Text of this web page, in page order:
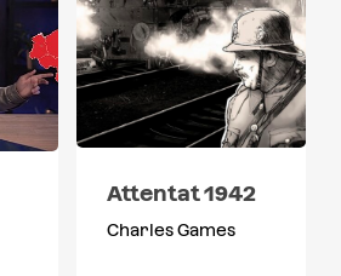
Attentat 1942
Charles Games